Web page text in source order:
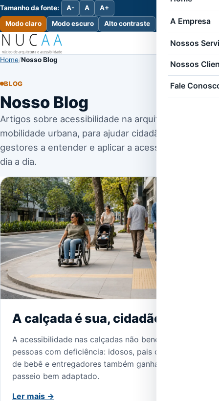
Tamanho da fonte: A- A A+
Modo claro Modo escuro Alto contraste A Empresa
Nossos
Nossos
Fale
Home Nosso Blog
BLOG
Nosso Blog
Artigos sobre acessibilidade na arquitetura e na
mobilidade urbana, para ajudar cidadãos, síndicos e
gestores a entender e aplicar a acessibilidade no
dia a dia.
A calçada é sua, cidadão
A acessibilidade nas calçadas não beneficia só
pessoas com deficiência: idosos, pais com carrinho
de bebê e entregadores também ganham com um
passeio bem adaptado.
Ler mais →